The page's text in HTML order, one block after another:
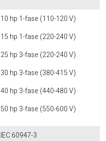
10 hp 1-fase (110-120 V)
15 hp 1-fase (220-240 V)
25 hp 3-fase (220-240 V)
30 hp 3-fase (380-415 V)
40 hp 3-fase (440-480 V)
50 hp 3-fase (550-600 V)
IEC 60947-3